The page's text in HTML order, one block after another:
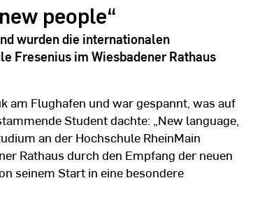
people“
wurden die internationalen
Fresenius im Wiesbadener Rathaus
am Flughafen und war gespannt, was auf
Student dachte: „New language,
an der Hochschule RheinMain
Rathaus durch den Empfang der neuen
seinem Start in eine besondere